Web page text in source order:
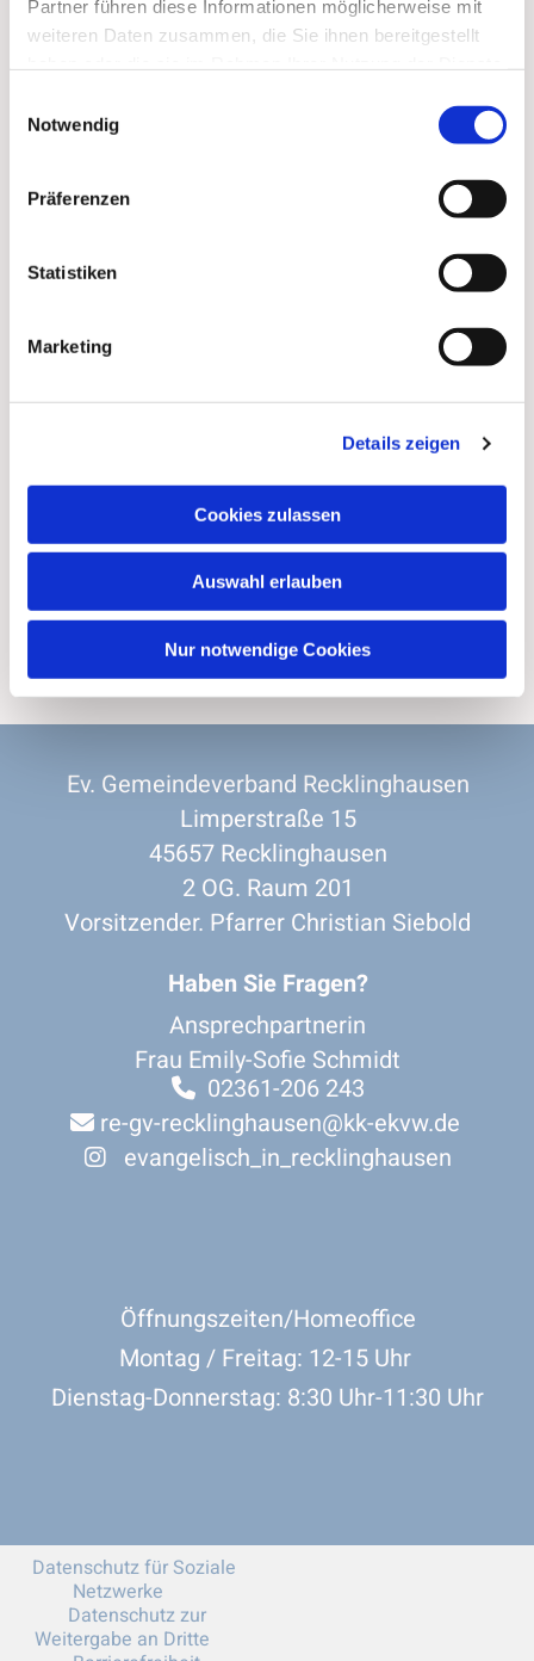
Partner führen diese Informationen möglicherweise mit
weiteren Daten zusammen, die Sie ihnen bereitgestellt
Notwendig
Präferenzen
Statistiken
Marketing
Details zeigen
Cookies zulassen
Auswahl erlauben
Nur notwendige Cookies
Dies könnte Sie auch interessieren
Ev. Gemeindeverband Recklinghausen
Limperstraße 15
45657 Recklinghausen
2 OG. Raum 201
Vorsitzender. Pfarrer Christian Siebold
Haben Sie Fragen?
Ansprechpartnerin
Frau Emily-Sofie Schmidt
02361-206 243
re-gv-recklinghausen@kk-ekvw.de
 evangelisch_in_recklinghausen
Öffnungszeiten/Homeoffice
Montag / Freitag: 12-15 Uhr
Dienstag-Donnerstag: 8:30 Uhr-11:30 Uhr
Datenschutz für Soziale
Netzwerke
Datenschutz zur
Weitergabe an Dritte